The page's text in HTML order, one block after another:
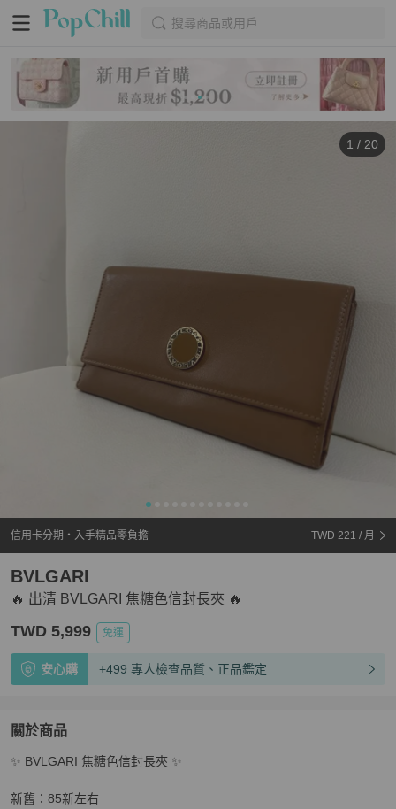
搜尋商品或用戶
1 / 20
信用卡分期・入手精品零負擔 TWD 221 / 月
🔥 出清 BVLGARI 焦糖色信封長夾 🔥
BVLGARI
TWD 5,999 免運
安心購 +499 專人檢查品質、正品鑑定
關於商品
關於🔥 出清 BVLGARI 焦糖色信封長夾 🔥
✨ BVLGARI 焦糖色信封長夾 ✨
新舊：85新左右